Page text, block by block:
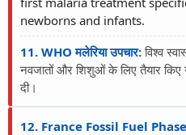
newborns and infants.
11. WHO मलेरिया उपचार:विश्व
नवजातों और शिशुओं के लिए तैयार किए
दी।
12. France Fossil Fuel